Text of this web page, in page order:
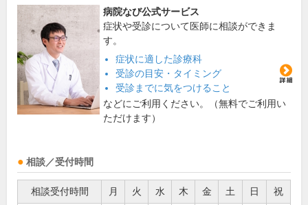
病院なび公式サービス
症状や受診について医師に相談ができま
す。
症状に適した診療科
受診の目安・タイミング
受診までに気をつけること
などにご利用ください。（無料でご利用い
ただけます）
相談／受付時間
相談受付時間 月 火 水 木 金 土 日 祝